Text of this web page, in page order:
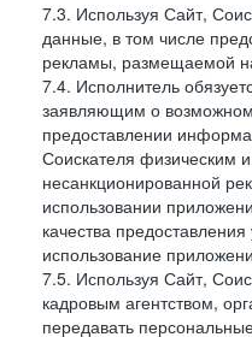
7.3. Используя Сайт,
данные, в том числе
рекламы, размещаемой
7.4. Исполнитель
заявляющим о
предоставлении
Соискателя физическим
несанкционированной
использовании
качества
использование
7.5. Используя Сайт,
кадровым агентством,
передавать